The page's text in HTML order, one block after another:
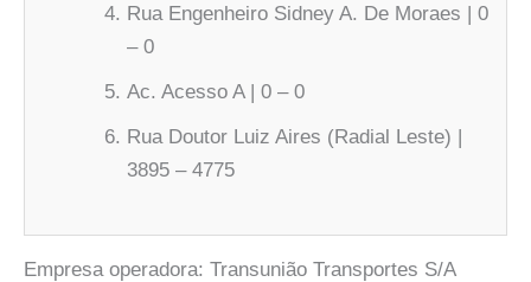
Rua Engenheiro Sidney A. De Moraes | 0
– 0
Ac. Acesso A | 0 – 0
Rua Doutor Luiz Aires (Radial Leste) |
3895 – 4775
Empresa operadora: Transunião Transportes S/A